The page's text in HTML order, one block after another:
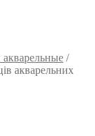
/
акварельних